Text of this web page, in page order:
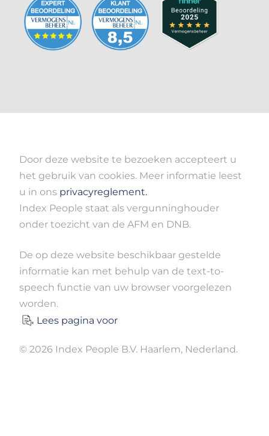
Door deze website te bezoeken accepteert u
het gebruik van cookies. Meer informatie leest
u in ons privacyreglement.
Index People staat als vergunninghouder
onder toezicht van de AFM en DNB.
De op deze website beschikbaar gestelde
informatie kan met behulp van de text-to-
speech functie van uw browser voorgelezen
worden.
Lees pagina voor
© 2026 Index People B.V. Haarlem, Nederland.